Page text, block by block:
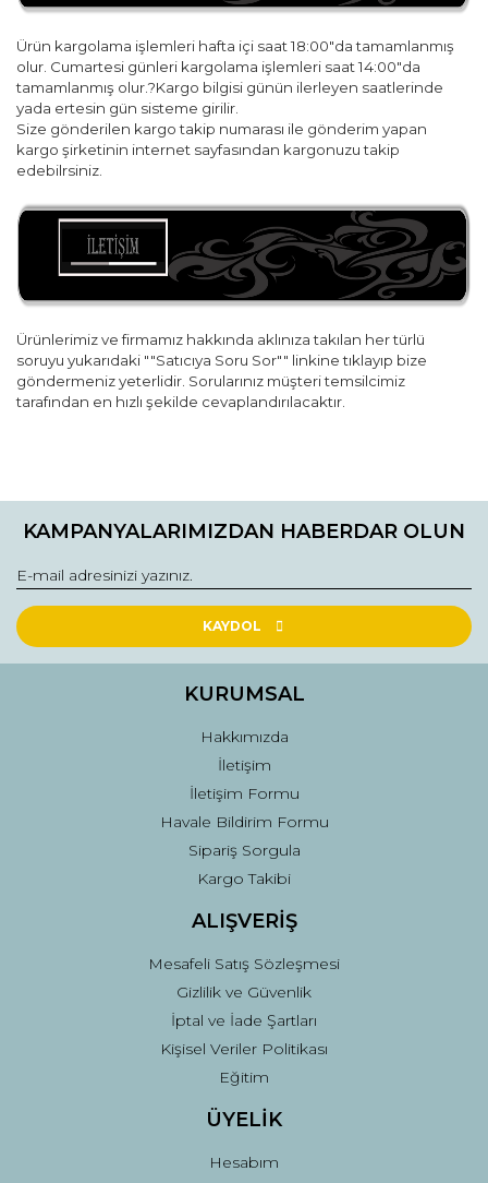
Ürün kargolama işlemleri hafta içi saat 18:00"da tamamlanmış
olur. Cumartesi günleri kargolama işlemleri saat 14:00"da
tamamlanmış olur.?Kargo bilgisi günün ilerleyen saatlerinde
yada ertesin gün sisteme girilir.
Size gönderilen kargo takip numarası ile gönderim yapan
kargo şirketinin internet sayfasından kargonuzu takip
edebilrsiniz.
Ürünlerimiz ve firmamız hakkında aklınıza takılan her türlü
soruyu yukarıdaki ""Satıcıya Soru Sor"" linkine tıklayıp bize
göndermeniz yeterlidir. Sorularınız müşteri temsilcimiz
tarafından en hızlı şekilde cevaplandırılacaktır.
konularda yetersiz gördüğünüz noktaları öneri formunu
Görüş ve önerileriniz için teşekkür ederiz.
Ürün resmi kalitesiz, bozuk veya görüntülenemiyor.
Ürün açıklamasında eksik bilgiler bulunuyor.
Ürün fiyatı diğer sitelerden daha pahalı.
Gönder
KAMPANYALARIMIZDAN HABERDAR OLUN
KAYDOL
KURUMSAL
Hakkımızda
İletişim
İletişim Formu
Havale Bildirim Formu
Sipariş Sorgula
Kargo Takibi
ALIŞVERİŞ
Mesafeli Satış Sözleşmesi
Gizlilik ve Güvenlik
İptal ve İade Şartları
Kişisel Veriler Politikası
Eğitim
ÜYELİK
Hesabım